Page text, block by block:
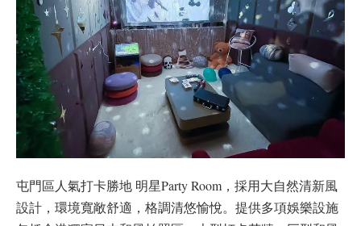
屯門區人氣打卡勝地 明星Party Room，採用大自然清新風
設計，環境寬敞舒適，格調清悠愉悅。提供多項娛樂設施